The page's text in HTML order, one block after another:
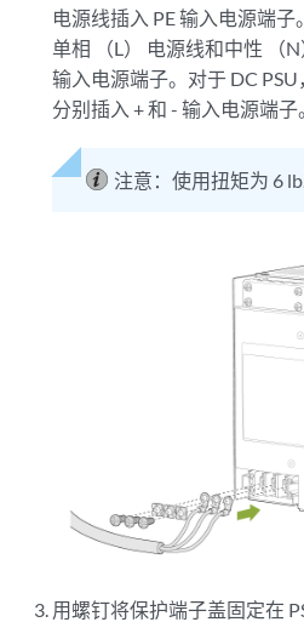
电源线插入 PE 输入电源端子
单相 （L） 电源线和中性 （
输入电源端子。对于 DC
分别插入 + 和 - 输入电源端子
注意：使用扭矩为 6
用螺钉将保护端子盖固定在